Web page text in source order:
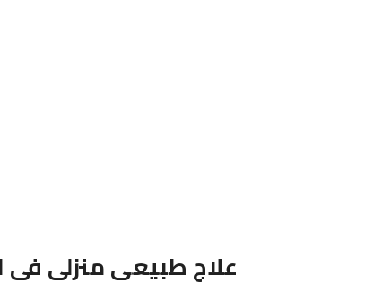
علاج طبيعى منزلى فى